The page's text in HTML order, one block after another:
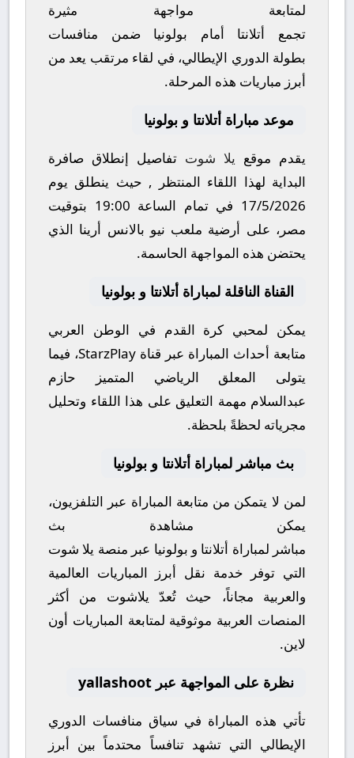
لمتابعة مواجهة مثيرة
تجمع أتلانتا أمام بولونيا ضمن منافسات
بطولة الدوري الإيطالي، في لقاء مرتقب يعد من
أبرز مباريات هذه المرحلة.
موعد مباراة أتلانتا و بولونيا
يقدم موقع يلا شوت تفاصيل إنطلاق صافرة
البداية لهذا اللقاء المنتظر , حيث ينطلق يوم
17/5/2026 في تمام الساعة 19:00 بتوقيت
مصر، على أرضية ملعب نيو بالانس أرينا الذي
يحتضن هذه المواجهة الحاسمة.
القناة الناقلة لمباراة أتلانتا و بولونيا
يمكن لمحبي كرة القدم في الوطن العربي
متابعة أحداث المباراة عبر قناة StarzPlay، فيما
يتولى المعلق الرياضي المتميز حازم
عبدالسلام مهمة التعليق على هذا اللقاء وتحليل
مجرياته لحظةً بلحظة.
بث مباشر لمباراة أتلانتا و بولونيا
لمن لا يتمكن من متابعة المباراة عبر التلفزيون،
يمكن مشاهدة بث
مباشر لمباراة أتلانتا و بولونيا عبر منصة يلا شوت
التي توفر خدمة نقل أبرز المباريات العالمية
والعربية مجاناً، حيث تُعدّ يلاشوت من أكثر
المنصات العربية موثوقية لمتابعة المباريات أون
لاين.
نظرة على المواجهة عبر yallashoot
تأتي هذه المباراة في سياق منافسات الدوري
الإيطالي التي تشهد تنافساً محتدماً بين أبرز